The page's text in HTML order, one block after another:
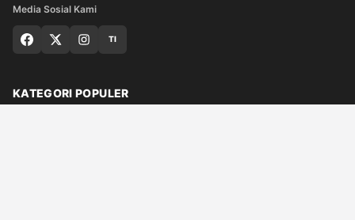
Media Sosial Kami
TI
KATEGORI POPULER